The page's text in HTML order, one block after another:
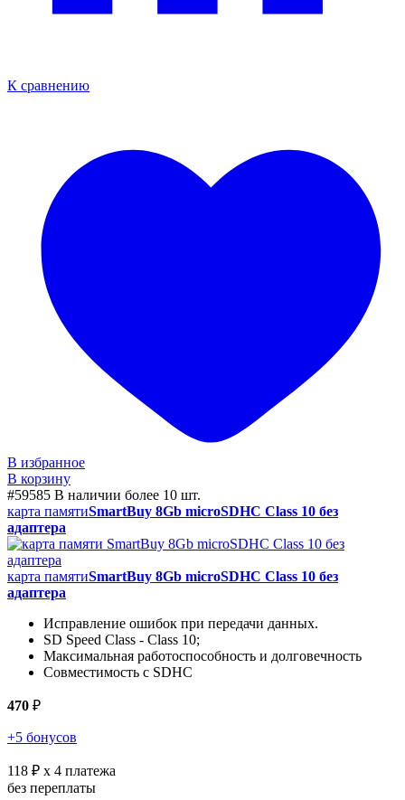
К сравнению
В избранное
В корзину
#59585 В наличии более 10 шт.
карта памятиSmartBuy 8Gb microSDHC Class 10 без
адаптера
карта памятиSmartBuy 8Gb microSDHC Class 10 без
адаптера
Исправление ошибок при передачи данных.
SD Speed Class - Class 10;
Максимальная работоспособность и долговечность
Совместимость с SDHC
470 ₽
+5 бонусов
118 ₽ x 4 платежа
без переплаты